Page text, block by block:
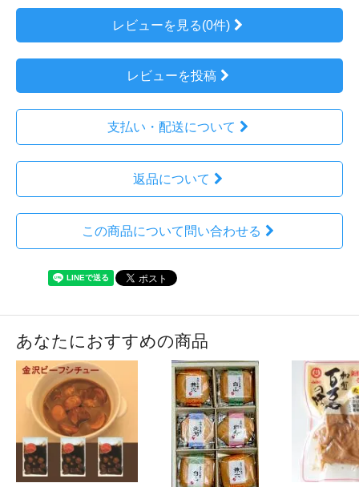
レビューを見る(0件)
レビューを投稿
支払い・配送について
返品について
この商品について問い合わせる
あなたにおすすめの商品